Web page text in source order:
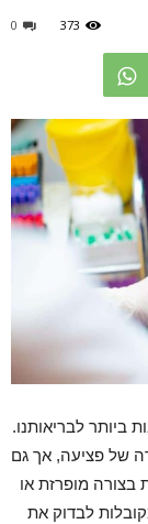
0 373
לבריאותנו.
של פציעה, אך גם
בצורה מופרזת או
לבדוק את